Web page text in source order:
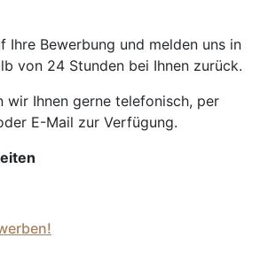
Ihre Bewerbung und melden uns in
von 24 Stunden bei Ihnen zurück.
wir Ihnen gerne telefonisch, per
E-Mail zur Verfügung.